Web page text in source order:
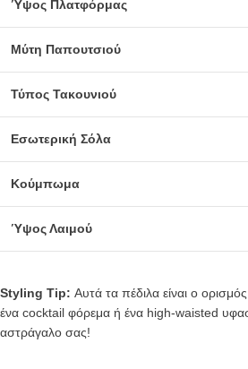
Ύψος Πλατφόρμας
Μύτη Παπουτσιού
Τύπος Τακουνιού
Εσωτερική Σόλα
Κούμπωμα
Ύψος Λαιμού
Styling Tip: Αυτά τα πέδιλα είναι ο
ένα cocktail φόρεμα ή ένα high-waisted
αστράγαλο σας!